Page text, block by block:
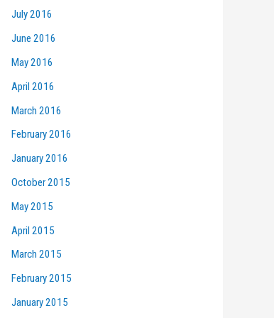
July 2016
June 2016
May 2016
April 2016
March 2016
February 2016
January 2016
October 2015
May 2015
April 2015
March 2015
February 2015
January 2015